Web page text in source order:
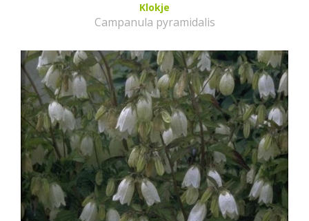
Klokje
Campanula pyramidalis